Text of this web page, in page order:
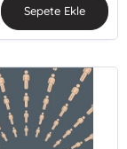
Sepete Ekle